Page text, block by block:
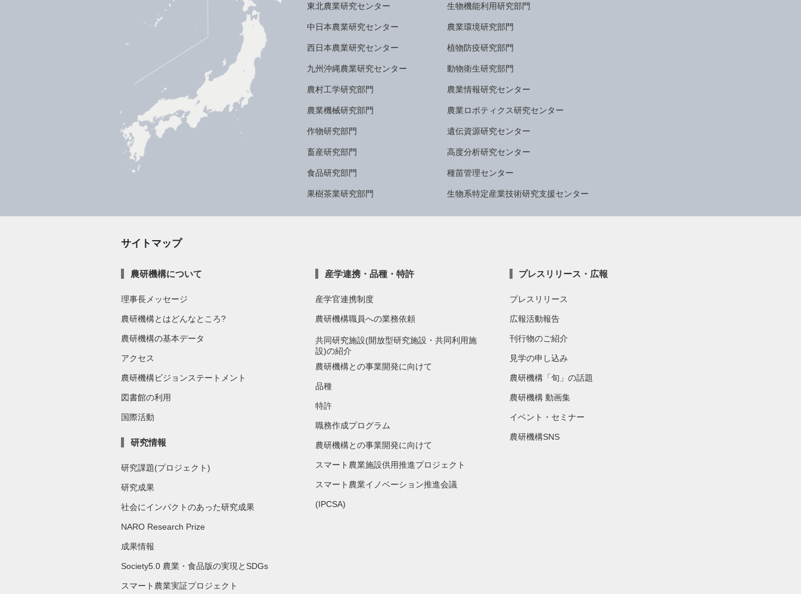
東北農業研究センター
中日本農業研究センター
西日本農業研究センター
九州沖縄農業研究センター
農村工学研究部門
農業機械研究部門
作物研究部門
畜産研究部門
食品研究部門
果樹茶業研究部門
生物機能利用研究部門
農業環境研究部門
植物防疫研究部門
動物衛生研究部門
農業情報研究センター
農業ロボティクス研究センター
遺伝資源研究センター
高度分析研究センター
種苗管理センター
生物系特定産業技術研究支援センター
サイトマップ
農研機構について
理事長メッセージ
農研機構とはどんなところ?
農研機構の基本データ
アクセス
農研機構ビジョンステートメント
図書館の利用
国際活動
研究情報
研究課題(プロジェクト)
研究成果
社会にインパクトのあった研究成果
NARO Research Prize
成果情報
Society5.0 農業・食品版の実現とSDGs
スマート農業実証プロジェクト
産学連携・品種・特許
産学官連携制度
農研機構職員への業務依頼
共同研究施設(開放型研究施設・共同利用施
設)の紹介
農研機構との事業開発に向けて
品種
特許
職務作成プログラム
農研機構との事業開発に向けて
スマート農業施設供用推進プロジェクト
スマート農業イノベーション推進会議
(IPCSA)
プレスリリース・広報
プレスリリース
広報活動報告
刊行物のご紹介
見学の申し込み
農研機構「旬」の話題
農研機構 動画集
イベント・セミナー
農研機構SNS